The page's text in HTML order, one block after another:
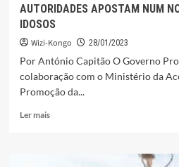
AUTORIDADES APOSTAM NUM
IDOSOS
Wizi-Kongo 28/01/2023
Por António Capitão O Governo
colaboração com o Ministério da
Promoção da...
Ler maisLeia